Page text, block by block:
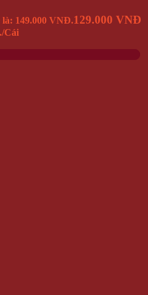
là: 149.000 VNĐ.129.000 VNĐ
/Cái